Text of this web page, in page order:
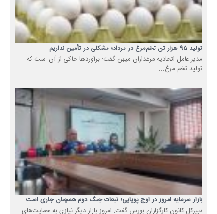
تولید 95 هزار تن تخم‌مرغ در مرداد؛ مشکلی در تأمین نداریم
مدیر عامل اتحادیه مرغداران میهن گفت: برآوردها حاکی از آن است که
تولید تخم مرغ...
بازار سرمایه امروز در اوج پویایی؛ تبعات جنگ دوم همچنان جاری است
دبیرکل کانون کارگزاران بورس گفت: امروز بازار دیگر نیازی به حمایت‌های